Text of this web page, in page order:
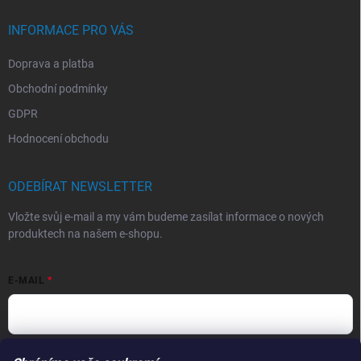
INFORMACE PRO VÁS
Doprava a platba
Obchodní podmínky
GDPR
Hodnocení obchodu
ODEBÍRAT NEWSLETTER
Vložte svůj e-mail a my vám budeme zasílat informace o nových
produktech na našem e-shopu.
E-MAIL
Vložením e-mailu souhlasíte spodmínkami ochrany osobních údajů